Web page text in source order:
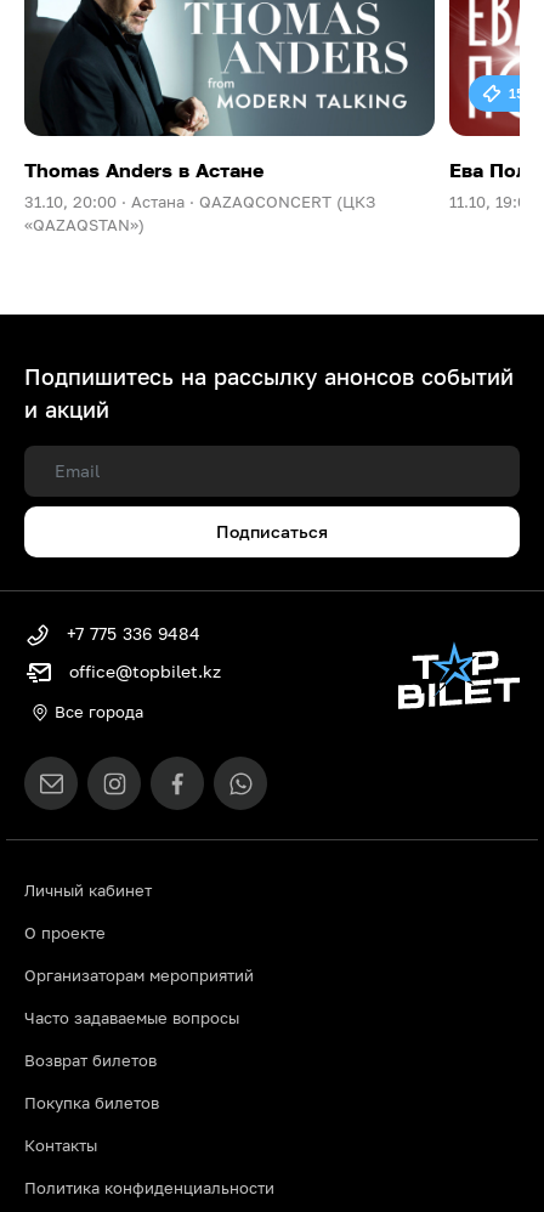
Thomas Anders в Астане
31.10, 20:00 · Астана · QAZAQCONCERT (ЦКЗ
«QAZAQSTAN»)
15
Ева
11.10, 19:00
Подпишитесь на рассылку анонсов событий
и акций
Подписаться
Личный кабинет
О проекте
Организаторам мероприятий
Часто задаваемые вопросы
Возврат билетов
Покупка билетов
Контакты
Политика конфиденциальности
+7 775 336 9484
office@topbilet.kz
Все города